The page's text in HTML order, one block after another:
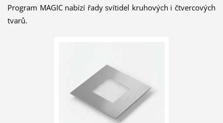
Program MAGIC nabízí řady svítidel kruhových i čtvercových
tvarů.